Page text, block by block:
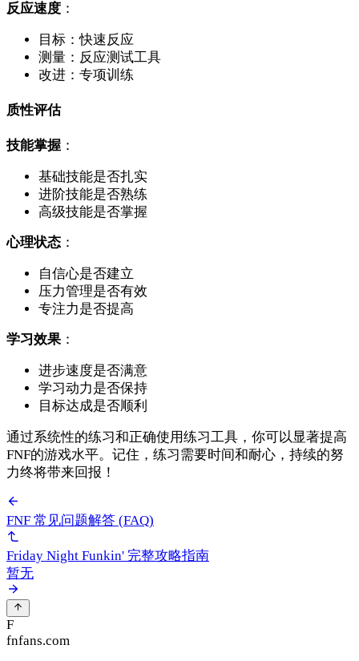
反应速度 ：
目标：快速反应
测量：反应测试工具
改进：专项训练
质性评估
技能掌握 ：
基础技能是否扎实
进阶技能是否熟练
高级技能是否掌握
心理状态 ：
自信心是否建立
压力管理是否有效
专注力是否提高
学习效果：
进步速度是否满意
学习动力是否保持
目标达成是否顺利
通过系统性的练习和正确使用练习工具，你可以显著提高
FNF的游戏水平。记住，练习需要时间和耐心，持续的努
力终将带来回报！
FNF 常见问题解答 (FAQ)
Friday Night Funkin' 完整攻略指南
暂无
F
fnfans.com